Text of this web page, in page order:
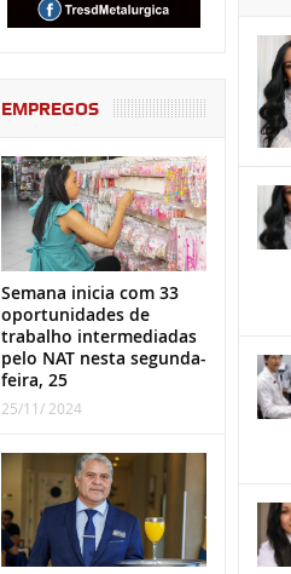
EMPREGOS
Semana inicia com 33
oportunidades de
trabalho intermediadas
pelo NAT nesta segunda-
feira, 25
25/11/ 2024